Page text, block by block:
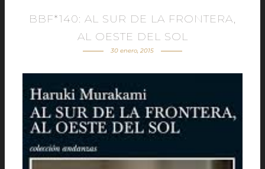
BBF*140: AL SUR DE LA FRONTERA,
AL OESTE DEL SOL
30 enero, 2015